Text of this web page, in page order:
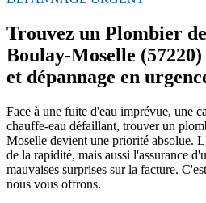
Trouvez un Plombier
Boulay-Moselle
et dépannage en
Face à une fuite d'eau imprévue, une
chauffe-eau défaillant, trouver un
Moselle devient une priorité absolue.
de la rapidité, mais aussi l'assurance
mauvaises surprises sur la facture.
nous vous offrons.